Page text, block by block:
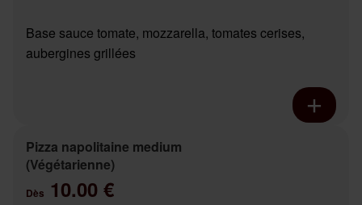
Base sauce tomate, mozzarella, tomates cerises,
aubergines grillées
Pizza napolitaine medium
(Végétarienne)
Dès 10.00 €